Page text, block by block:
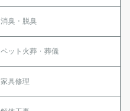
消臭・脱臭
ペット火葬・葬儀
家具修理